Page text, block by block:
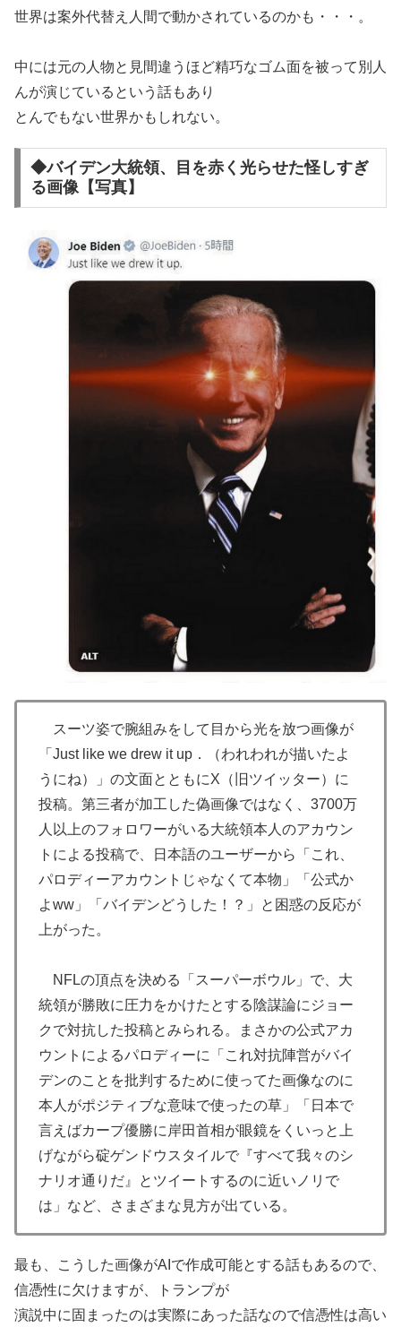
世界は案外代替え人間で動かされているのかも・・・。
中には元の人物と見間違うほど精巧なゴム面を被って別人
んが演じているという話もあり
とんでもない世界かもしれない。
◆バイデン大統領、目を赤く光らせた怪しすぎ
る画像【写真】
スーツ姿で腕組みをして目から光を放つ画像が
「Just like we drew it up．（われわれが描いたよ
うにね）」の文面とともにX（旧ツイッター）に
投稿。第三者が加工した偽画像ではなく、3700万
人以上のフォロワーがいる大統領本人のアカウン
トによる投稿で、日本語のユーザーから「これ、
パロディーアカウントじゃなくて本物」「公式か
よww」「バイデンどうした！？」と困惑の反応が
上がった。
NFLの頂点を決める「スーパーボウル」で、大
統領が勝敗に圧力をかけたとする陰謀論にジョー
クで対抗した投稿とみられる。まさかの公式アカ
ウントによるパロディーに「これ対抗陣営がバイ
デンのことを批判するために使ってた画像なのに
本人がポジティブな意味で使ったの草」「日本で
言えばカープ優勝に岸田首相が眼鏡をくいっと上
げながら碇ゲンドウスタイルで『すべて我々のシ
ナリオ通りだ』とツイートするのに近いノリで
は」など、さまざまな見方が出ている。
最も、こうした画像がAIで作成可能とする話もあるので、
信憑性に欠けますが、トランプが
演説中に固まったのは実際にあった話なので信憑性は高い